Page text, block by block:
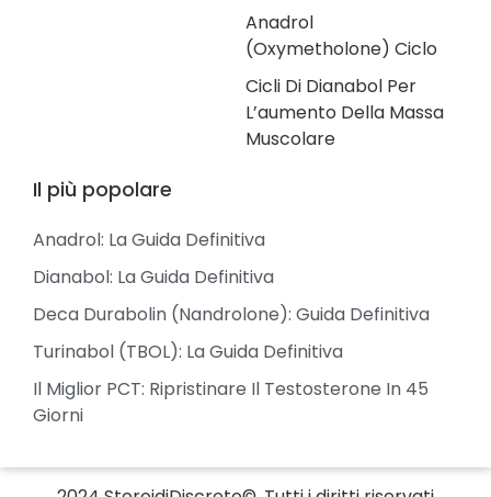
Anadrol
(Oxymetholone) Ciclo
Cicli Di Dianabol Per
L’aumento Della Massa
Muscolare
Il più popolare
Anadrol: La Guida Definitiva
Dianabol: La Guida Definitiva
Deca Durabolin (Nandrolone): Guida Definitiva
Turinabol (TBOL): La Guida Definitiva
Il Miglior PCT: Ripristinare Il Testosterone In 45
Giorni